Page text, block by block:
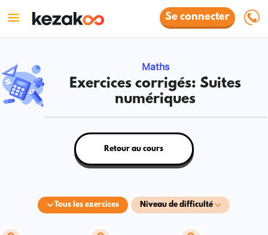
Se connecter
Maths
Exercices corrigés: Suites
numériques
Tous les exercices Niveau de difficulté
Retour au cours